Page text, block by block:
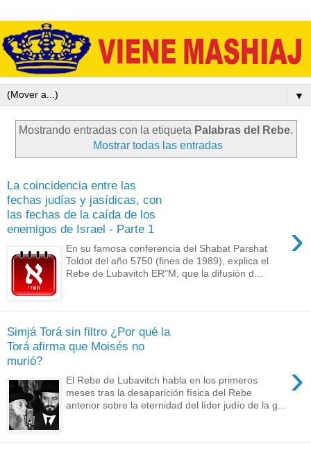
▼
Mostrando entradas con la etiqueta Palabras del Rebe.
Mostrar todas las entradas
La coincidencia entre las
fechas judías y jasídicas, con
las fechas de la caída de los
enemigos de Israel - Parte 1
›
En su famosa conferencia del Shabat Parshat
Toldot del año 5750 (fines de 1989), explica el
Rebe de Lubavitch ER"M, que la difusión d...
Simjá Torá sin filtro ¿Por qué la
Torá afirma que Moisés no
murió?
›
El Rebe de Lubavitch habla en los primeros
meses tras la desaparición física del Rebe
anterior sobre la eternidad del líder judío de la g...